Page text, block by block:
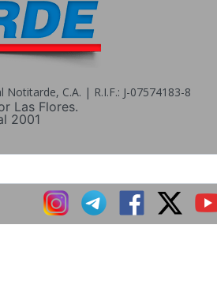
C.A. | R.I.F.: J-07574183-8
Las Flores.
2001